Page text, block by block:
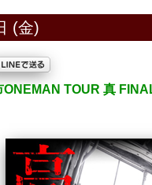
(金)
ONEMAN TOUR 真